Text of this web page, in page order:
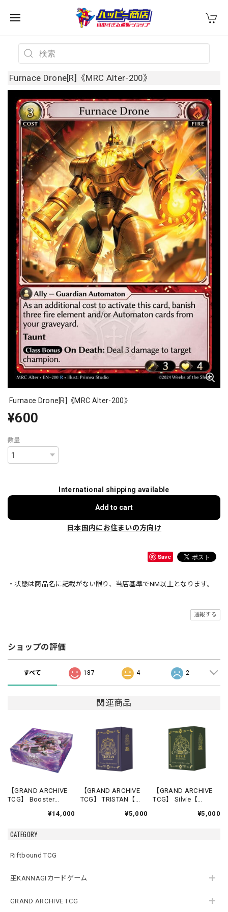
CATEGORY
Riftbound TCG
巫KANNAGIカードゲーム
GRAND ARCHIVE TCG
Furnace Drone[R]《MRC Alter-200》
Furnace Drone[R]《MRC Alter-200》
¥600
数量
International shipping available
Add to cart
日本国内にお住まいの方向け
Save
・状態は商品名に記載がない限り、当店基準でNM以上となります。
通報する
ショップの評価
すべて 187 4 2
関連商品
【GRAND ARCHIVE
TCG】 Booster
【Mercurial Heart
版》
¥14,000
【GRAND ARCHIVE
TCG】 TRISTAN【
Shadowdancer】《英
¥5,000
【GRAND ARCHIVE
TCG】 Silvie【
Slime Sovereign】¥5,000